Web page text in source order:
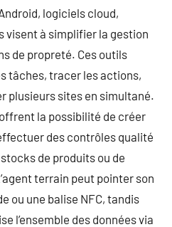
logiciels cloud,
visent à simplifier la gestion
de propreté. Ces outils
tâches, tracer les actions,
plusieurs sites en simultané.
la possibilité de créer
des contrôles qualité
de produits ou de
terrain peut pointer son
ou une balise NFC, tandis
l’ensemble des données via